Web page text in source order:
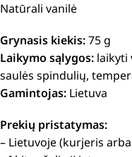
Natūrali vanilė
Grynasis kiekis:75 g
Laikymo sąlygos: laikyti
saulės spindulių,
Gamintojas: Lietuva
Prekių pristatymas:
– Lietuvoje (kurjeris